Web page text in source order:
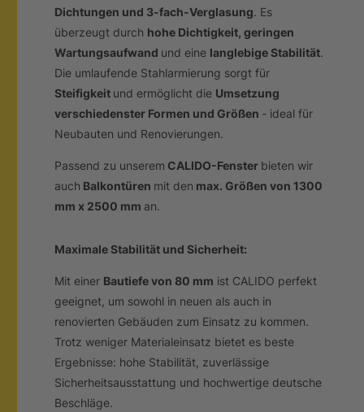
Dichtungen und 3-fach-Verglasung. Es
überzeugt durch hohe Dichtigkeit, geringen
Wartungsaufwand und eine langlebige Stabilität.
Die umlaufende Stahlarmierung sorgt für
Steifigkeit und ermöglicht die Umsetzung
verschiedenster Formen und Größen - ideal für
Neubauten und Renovierungen.
Passend zu unserem CALIDO-Fenster bieten wir
auch Balkontüren mit den max. Größen von 1300
mm x 2500 mm an.
Maximale Stabilität und Sicherheit:
Mit einer Bautiefe von 80 mm ist CALIDO perfekt
geeignet, um sowohl in neuen als auch in
renovierten Gebäuden zum Einsatz zu kommen.
Trotz weniger Materialeinsatz bietet es beste
Ergebnisse: hohe Stabilität, zuverlässige
Sicherheitsausstattung und hochwertige deutsche
Beschläge.